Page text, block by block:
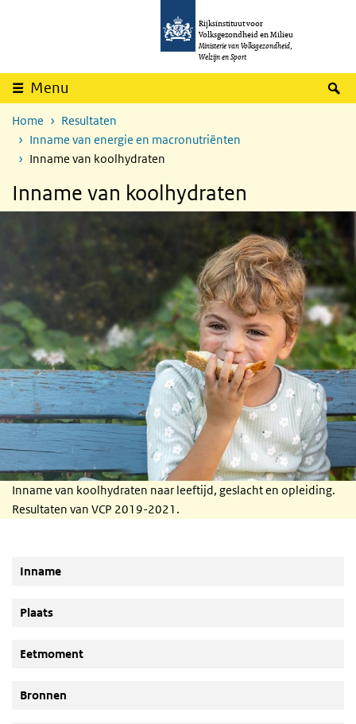
Overslaan en naar de inhoud gaan
Rijksinstituut voor
Volksgezondheid en Milieu
Ministerie van Volksgezondheid,
Welzijn en Sport
Menu
Home
Resultaten
Inname van energie en macronutriënten
Inname van koolhydraten
Inname van koolhydraten
Inname van koolhydraten naar leeftijd, geslacht en opleiding.
Resultaten van VCP 2019-2021.
Inname
Plaats
Eetmoment
Bronnen